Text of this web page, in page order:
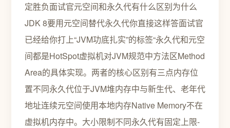
定胜负面试官元空间和永久代有什么区别为什么
JDK 8要用元空间替代永久代你直接这样答面试官
已经给你打上“JVM功底扎实”的标签“永久代和元空
间都是HotSpot虚拟机对JVM规范中方法区Method
Area的具体实现。两者的核心区别有三点内存位
置不同永久代位于JVM堆内存中与新生代、老年代
地址连续元空间使用本地内存Native Memory不在
虚拟机内存中。大小限制不同永久代有固定上限-